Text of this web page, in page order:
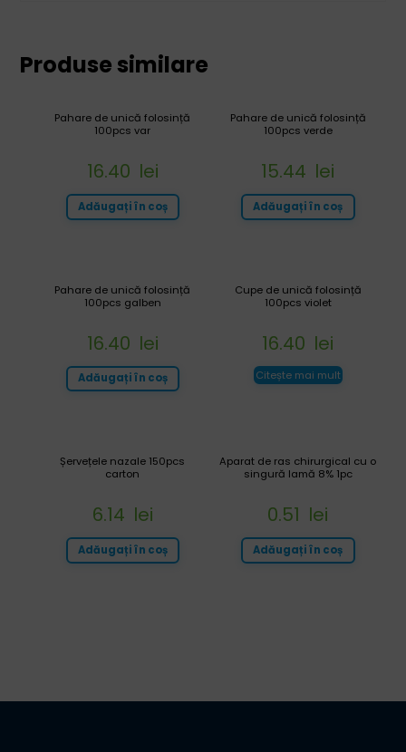
Produse similare
Pahare de unică folosință
100pcs verde
15.44 lei
Adăugați în coș
Pahare de unică folosință
100pcs var
16.40 lei
Adăugați în coș
Cupe de unică folosință
100pcs violet
16.40 lei
Citește mai mult
Pahare de unică folosință
100pcs galben
16.40 lei
Adăugați în coș
Aparat de ras chirurgical cu o
singură lamă 8% 1pc
0.51 lei
Adăugați în coș
Șervețele nazale 150pcs
carton
6.14 lei
Adăugați în coș